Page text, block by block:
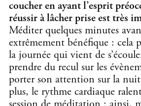
coucher en ayant l’esprit
réussir à lâcher prise est très
Méditer quelques minutes
extrêmement bénéfique : cela
la journée qui vient de
prendre du recul sur les
porter son attention sur la
plus, le rythme cardiaque